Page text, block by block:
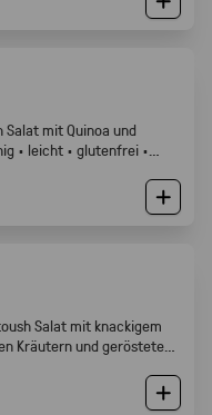
Salat mit Quinoa und
· leicht · glutenfrei ·
Salat mit knackigem
Kräutern und geröstetem
Beilage · Gabelfood